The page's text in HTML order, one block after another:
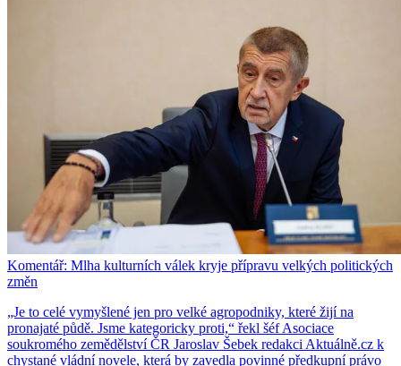
Komentář: Mlha kulturních válek kryje přípravu velkých politických
změn
„Je to celé vymyšlené jen pro velké agropodniky, které žijí na
pronajaté půdě. Jsme kategoricky proti,“ řekl šéf Asociace
soukromého zemědělství ČR Jaroslav Šebek redakci Aktuálně.cz k
chystané vládní novele, která by zavedla povinné předkupní právo